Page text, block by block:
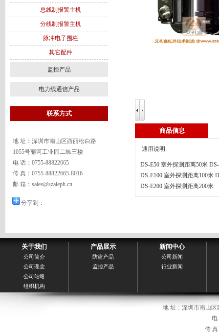
总线制报警主机
分线制报警主机
脉冲电子围栏
其它配件
监控产品
电力线通信产品
联系方式
地 址：深圳市南山区西丽松白路
1055号丽河工业园二栋三楼
电 话：0755-88822665
传 真：0755-88822665-8016
邮 箱：sales@szaleph.cn
分享到：
商品信息
通用说明:
DS-E50 室外探测距离50米
DS-E100 室外探测距离100米
DS-E200 室外探测距离200米
关于我们
公司简介
公司理念
公司站略
组织机构
产品展示
防盗产品
监控产品
新闻中心
公司新闻
行业新闻
地 址：深圳市南山区
电
传 真